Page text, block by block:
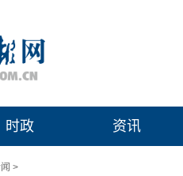
时政 资讯
>